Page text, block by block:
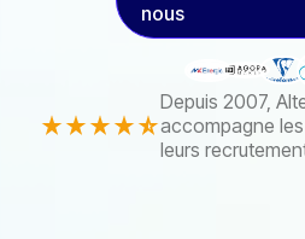
nous
Depuis 2007,
accompagne les
leurs